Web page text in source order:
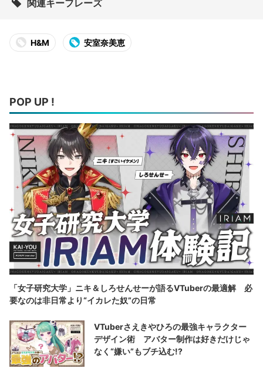
関連キーフレーズ
H&M 安室奈美恵
POP UP !
「女子研究大学」ニキ＆しろせんせーが語るVTuberの最適解 必
要なのは非日常より“イカレた奴”の日常
VTuberさえきやひろの最強キャラクター
デザイン術 アバター制作は好きだけじゃ
なく“嫌い”もブチ込む!?